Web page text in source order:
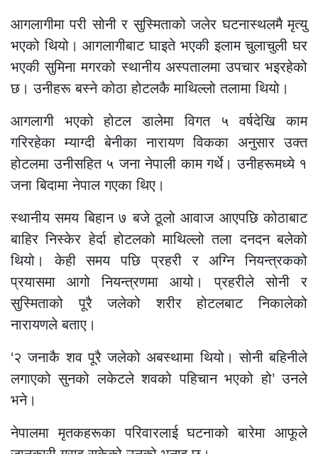
आगलागीमा परी सोनी र सुस्मिताको जलेर घटनास्थलमै मृत्यु
भएको थियो। आगलागीबाट घाइते भएकी इलाम चुलाचुली घर
भएकी सुमिना मगरको स्थानीय अस्पतालमा उपचार भइरहेको
छ। उनीहरू बस्ने कोठा होटलकै माथिल्लो तलामा थियो।
आगलागी भएको होटल डालेमा विगत ५ वर्षदेखि काम
गरिरहेका म्याग्दी बेनीका नारायण विकका अनुसार उक्त
होटलमा उनीसहित ५ जना नेपाली काम गर्थे। उनीहरूमध्ये १
जना बिदामा नेपाल गएका थिए।
स्थानीय समय बिहान ७ बजे ठूलो आवाज आएपछि कोठाबाट
बाहिर निस्केर हेर्दा होटलको माथिल्लो तला दनदन बलेको
थियो। केही समय पछि प्रहरी र अग्नि नियन्त्रकको
प्रयासमा आगो नियन्त्रणमा आयो। प्रहरीले सोनी र
सुस्मिताको पूरै जलेको शरीर होटलबाट निकालेको
नारायणलेबताए।
‘२ जनाकै शव पूरै जलेको अबस्थामा थियो। सोनी बहिनीले
लगाएको सुनको लकेटले शवको पहिचान भएको हो’ उनले
भने।
नेपालमा मृतकहरूका परिवारलाई घटनाको बारेमा आफूले